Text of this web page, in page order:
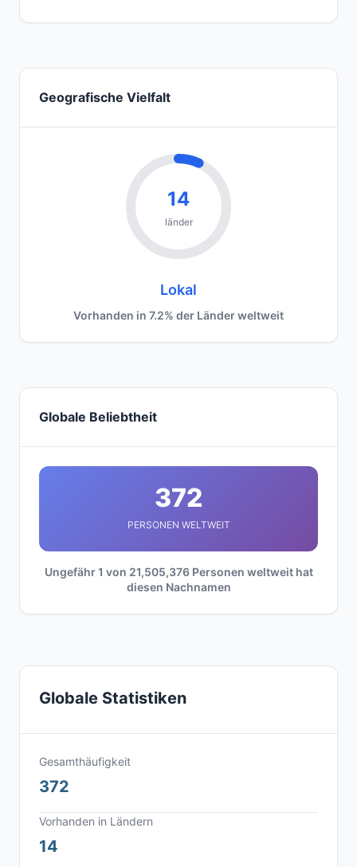
Geografische Vielfalt
14
länder
Lokal
Vorhanden in 7.2% der Länder weltweit
Globale Beliebtheit
372
PERSONEN WELTWEIT
Ungefähr 1 von 21,505,376 Personen weltweit hat
diesen Nachnamen
Globale Statistiken
Gesamthäufigkeit
372
Vorhanden in Ländern
14